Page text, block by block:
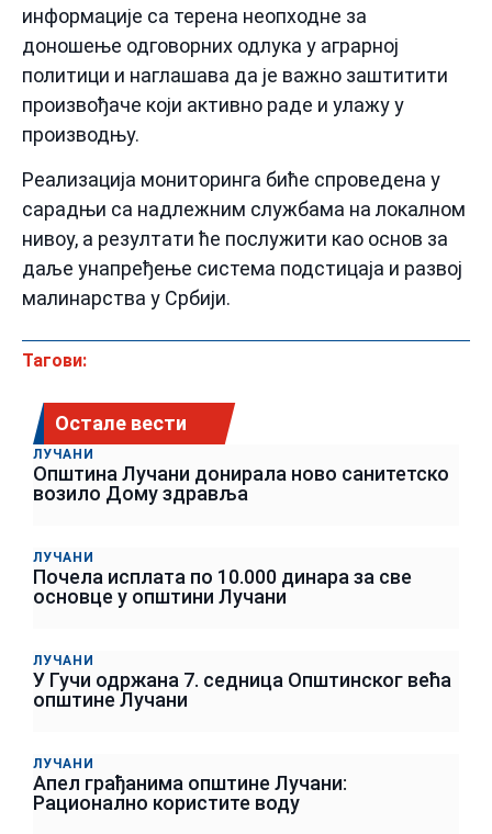
информације са терена неопходне за
доношење одговорних одлука у аграрној
политици и наглашава да је важно заштитити
произвођаче који активно раде и улажу у
производњу.
Реализација мониторинга биће спроведена у
сарадњи са надлежним службама на локалном
нивоу, а резултати ће послужити као основ за
даље унапређење система подстицаја и развој
малинарства у Србији.
Тагови:
Остале вести
ЛУЧАНИ
Општина Лучани донирала ново санитетско
возило Дому здравља
ЛУЧАНИ
Почела исплата по 10.000 динара за све
основце у општини Лучани
ЛУЧАНИ
У Гучи одржана 7. седница Општинског већа
општине Лучани
ЛУЧАНИ
Апел грађанима општине Лучани:
Рационално користите воду